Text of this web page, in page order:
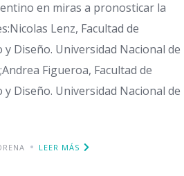
en miras a pronosticar la
Lenz, Facultad de
Diseño. Universidad Nacional de
Figueroa, Facultad de
Diseño. Universidad Nacional de
LEER MÁS